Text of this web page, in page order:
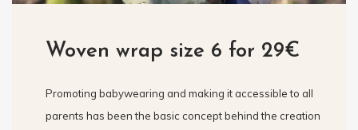
Woven wrap size 6 for 29€
Promoting babywearing and making it accessible to all
parents has been the basic concept behind the creation